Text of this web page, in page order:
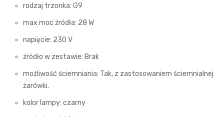
rodzaj trzonka: G9
max moc źródła: 28 W
napięcie: 230 V
źródło w zestawie: Brak
możliwość ściemniania: Tak, z zastosowaniem ściemnialnej
żarówki.
kolor lampy: czarny